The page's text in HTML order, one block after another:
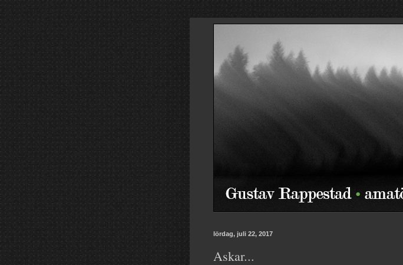
lördag, juli 22, 2017
Askar...